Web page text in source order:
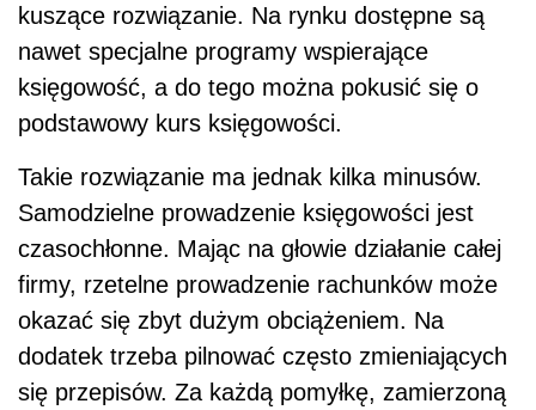
kuszące rozwiązanie. Na rynku dostępne są
nawet specjalne programy wspierające
księgowość, a do tego można pokusić się o
podstawowy kurs księgowości.
Takie rozwiązanie ma jednak kilka minusów.
Samodzielne prowadzenie księgowości jest
czasochłonne. Mając na głowie działanie całej
firmy, rzetelne prowadzenie rachunków może
okazać się zbyt dużym obciążeniem. Na
dodatek trzeba pilnować często zmieniających
się przepisów. Za każdą pomyłkę, zamierzoną